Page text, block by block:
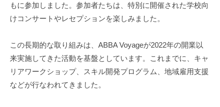
もに参加しました。参加者たちは、特別に開催された学校向
けコンサートやレセプションを楽しみました。
この長期的な取り組みは、ABBA Voyageが2022年の開業以
来実施してきた活動を基盤としています。これまでに、キャ
リアワークショップ、スキル開発プログラム、地域雇用支援
などが行なわれてきました。